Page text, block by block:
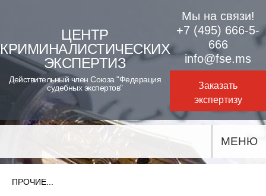
content
ЦЕНТР
КРИМИНАЛИСТИЧЕСКИХ
ЭКСПЕРТИЗ
Действительный член Союза "Федерация
судебных экспертов"
Мы на связи!
+7 (495) 666-5-
666
info@fse.ms
Заказать
экспертизу
МЕНЮ
ПРОЧИЕ...